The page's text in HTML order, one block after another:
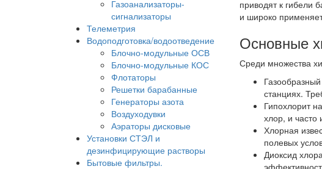
Газоанализаторы-
сигнализаторы
Телеметрия
Водоподготовка/водоотведение
Блочно-модульные ОСВ
Блочно-модульные КОС
Флотаторы
Решетки барабанные
Генераторы азота
Воздуходувки
Аэраторы дисковые
Установки СТЭЛ и
дезинфицирующие растворы
Бытовые фильтры.
приводят к гибели
и широко
Основные
Среди множества
станциях.
Гипохлорит
хлор, и часто
Хлорная
полевых
Диоксид